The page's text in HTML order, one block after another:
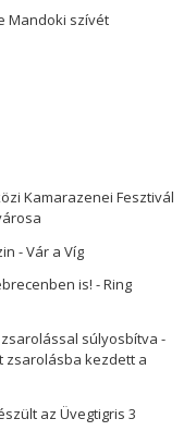
Mandoki szívét
Kamarazenei Fesztivál
-Vár a Víg
is! - Ring
súlyosbítva -
zsarolásba kezdett a
az Üvegtigris 3